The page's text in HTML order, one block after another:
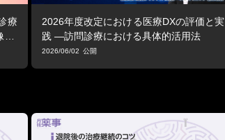
療
―
2026年度改定における医療DXの評価と実
践 ―訪問診療における具体的活用法
2026/06/02